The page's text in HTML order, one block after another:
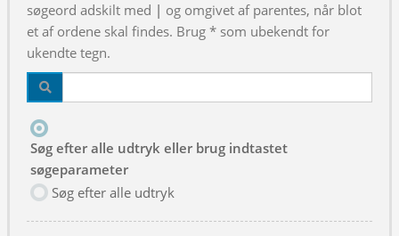
søgeord adskilt med | og omgivet af parentes, når blot
et af ordene skal findes. Brug * som ubekendt for
ukendte tegn.
Søg efter alle udtryk eller brug indtastet
søgeparameter
Søg efter alle udtryk